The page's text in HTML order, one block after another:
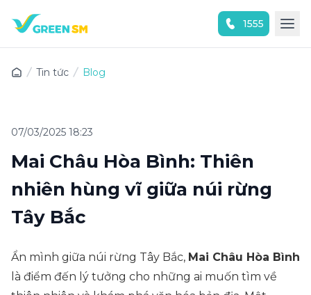
1555
Tin tức Blog
07/03/2025 18:23
Mai Châu Hòa Bình: Thiên
nhiên hùng vĩ giữa núi rừng
Tây Bắc
Ẩn mình giữa núi rừng Tây Bắc, Mai Châu Hòa Bình
là điểm đến lý tưởng cho những ai muốn tìm về